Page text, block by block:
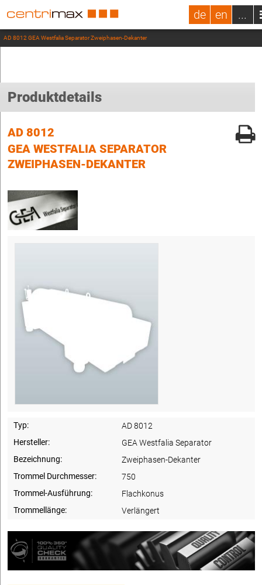
de en ...
AD 8012 GEA Westfalia Separator Zweiphasen-Dekanter
Produktdetails
AD 8012
GEA WESTFALIA SEPARATOR
ZWEIPHASEN-DEKANTER
Typ:
AD 8012
Hersteller:
GEA Westfalia Separator
Bezeichnung:
Zweiphasen-Dekanter
Trommel Durchmesser:
750
Trommel-Ausführung:
Flachkonus
Trommellänge:
Verlängert